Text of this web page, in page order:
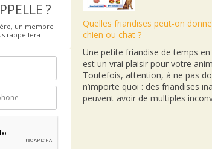
?
un membre
rappellera
Quelles friandises peut-on
chien ou chat ?
Une petite friandise de temps
est un vrai plaisir pour votre
Toutefois, attention, à ne pas
n’importe quoi : des friandises
peuvent avoir de multiples